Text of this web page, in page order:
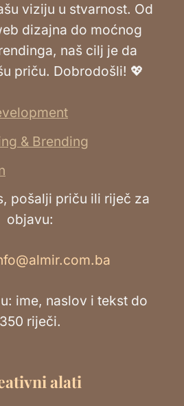
viziju u stvarnost. Od
dizajna do moćnog
naš cilj je da
priču. Dobrodošli! 💖
& Brending
pošalji priču ili riječ za
objavu:
ime, naslov i tekst do
350 riječi.
alati